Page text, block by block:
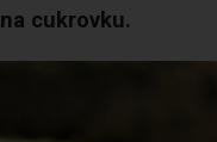
cukrovku.